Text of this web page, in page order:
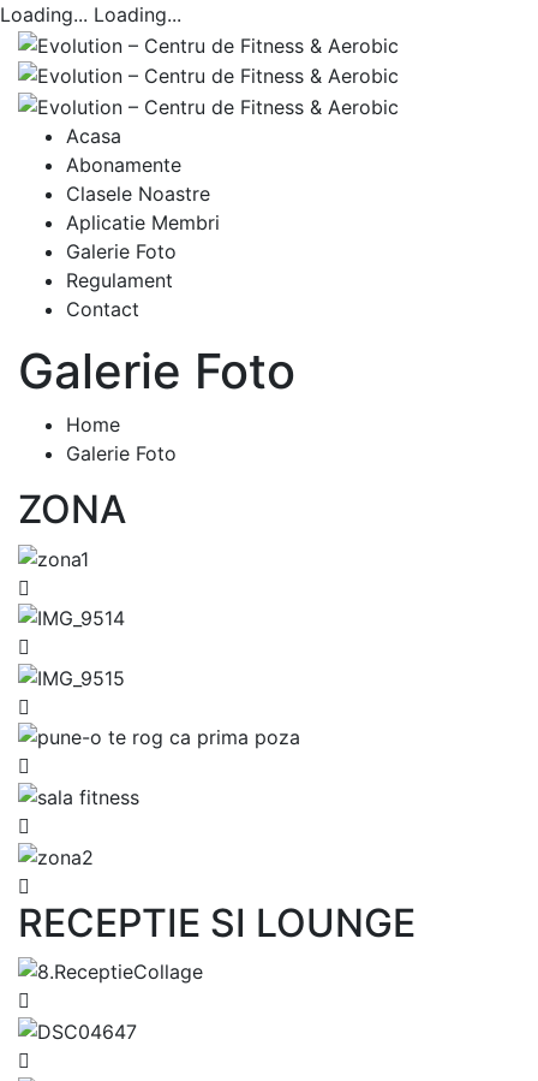
Loading... Loading...
Acasa
Abonamente
Clasele Noastre
Aplicatie Membri
Galerie Foto
Regulament
Contact
Galerie Foto
Home
Galerie Foto
ZONA
RECEPTIE SI LOUNGE